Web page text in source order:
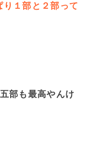
１部と２部って
部も最高やんけ